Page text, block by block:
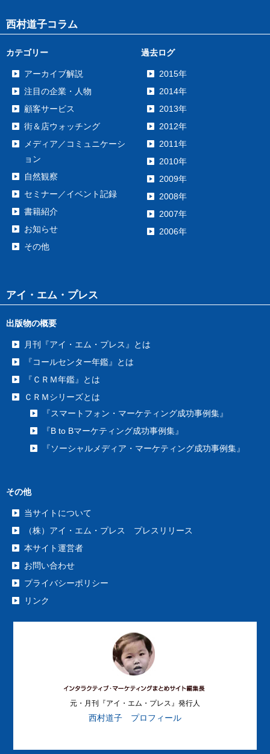
西村道子コラム
カテゴリー
アーカイブ解説
注目の企業・人物
顧客サービス
街＆店ウォッチング
メディア／コミュニケーシ
ョン
自然観察
セミナー／イベント記録
書籍紹介
お知らせ
その他
過去ログ
2015年
2014年
2013年
2012年
2011年
2010年
2009年
2008年
2007年
2006年
アイ・エム・プレス
出版物の概要
月刊『アイ・エム・プレス』とは
『コールセンター年鑑』とは
『ＣＲＭ年鑑』とは
ＣＲＭシリーズとは
『スマートフォン・マーケティング成功事例集』
『B to Bマーケティング成功事例集』
『ソーシャルメディア・マーケティング成功事例集』
その他
当サイトについて
（株）アイ・エム・プレス プレスリリース
本サイト運営者
お問い合わせ
プライバシーポリシー
リンク
元・月刊『アイ・エム・プレス』発行人
西村道子 プロフィール